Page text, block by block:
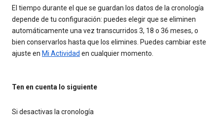
El tiempo durante el que se guardan los datos de la cronología
depende de tu configuración: puedes elegir que se eliminen
automáticamente una vez transcurridos 3, 18 o 36 meses, o
bien conservarlos hasta que los elimines. Puedes cambiar este
ajuste en Mi Actividad en cualquier momento.
Ten en cuenta lo siguiente
Si desactivas la cronología